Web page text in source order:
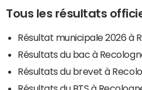
Tous les résultats
Résultat municipale 2026 à
Résultats du bac à
Résultats du brevet à